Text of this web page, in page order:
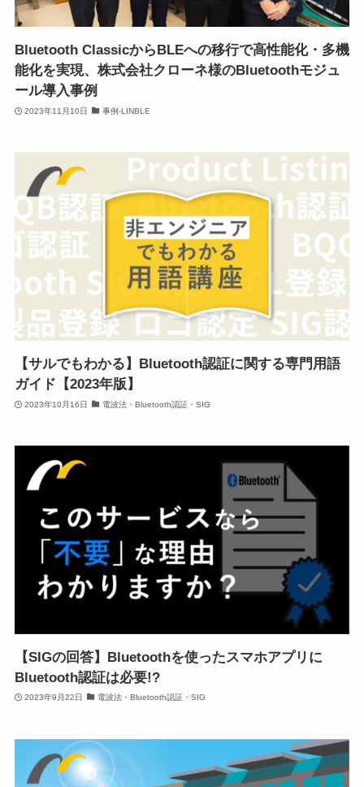
Bluetooth ClassicからBLEへの移行で高性能化・多機
能化を実現、株式会社クローネ様のBluetoothモジュ
ール導入事例
2023年11月10日 事例-LINBLE
【サルでもわかる】Bluetooth認証に関する専門用語
ガイド【2023年版】
2023年10月16日 電波法・Bluetooth認証・SIG
【SIGの回答】Bluetoothを使ったスマホアプリに
Bluetooth認証は必要!?
2023年9月22日 電波法・Bluetooth認証・SIG